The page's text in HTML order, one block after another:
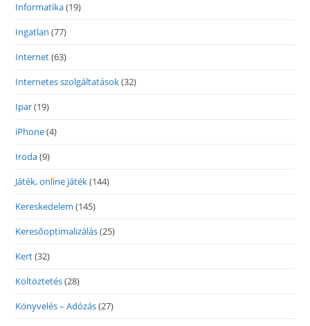
Informatika(19)
Ingatlan (77)
Internet(63)
Internetes szolgáltatások(32)
Ipar(19)
iPhone(4)
Iroda(9)
Játék, online játék(144)
Kereskedelem (145)
Keresőoptimalizálás(25)
Kert(32)
Költöztetés(28)
Könyvelés – Adózás(27)